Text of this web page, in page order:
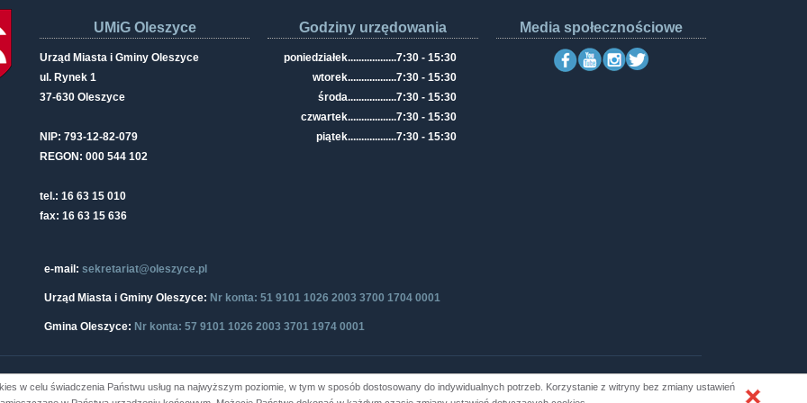
UMiG Oleszyce
Urząd Miasta i Gminy Oleszyce
ul. Rynek 1
37-630 Oleszyce
NIP: 793-12-82-079
REGON: 000 544 102
tel.: 16 63 15 010
fax: 16 63 15 636
Godziny urzędowania
poniedziałek..................7:30 - 15:30
wtorek..................7:30 - 15:30
środa..................7:30 - 15:30
czwartek..................7:30 - 15:30
piątek..................7:30 - 15:30
Media społecznościowe
e-mail: sekretariat@oleszyce.pl
Urząd Miasta i Gminy Oleszyce: Nr konta: 51 9101 1026 2003 3700 1704 0001
Gmina Oleszyce: Nr konta: 57 9101 1026 2003 3701 1974 0001
Oleszyce Produkcja i hosting: ZETO-RZESZÓW
w celu świadczenia Państwu usług na najwyższym poziomie, w tym w sposób dostosowany do indywidualnych potrzeb. Korzystanie z witryny bez zmiany ustawień